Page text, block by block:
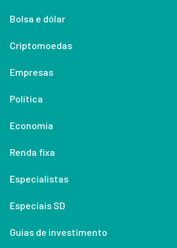
Bolsa e dólar
Criptomoedas
Empresas
Política
Economia
Renda fixa
Especialistas
Especiais SD
Guias de investimento